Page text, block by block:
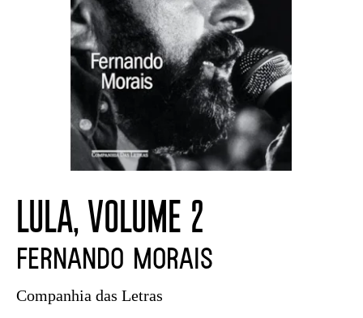
LULA, VOLUME 2
Fernando Morais
Companhia das Letras